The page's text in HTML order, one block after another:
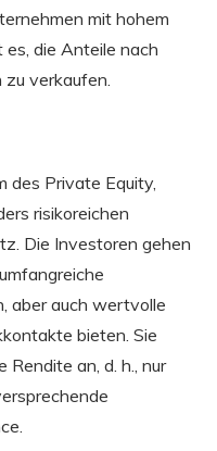
mit hohem
die Anteile nach
verkaufen.
des Private Equity,
risikoreichen
Die Investoren gehen
aber auch wertvolle
bieten. Sie
an, d. h., nur